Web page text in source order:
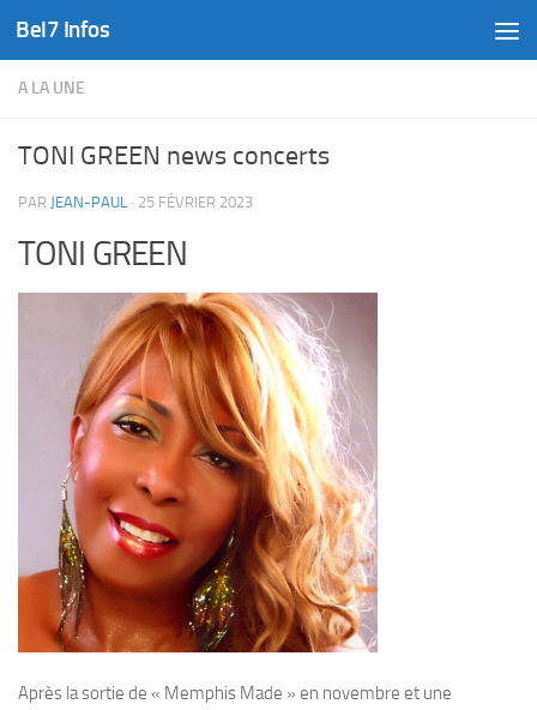
Skip to content
Bel7 Infos
A LA UNE
TONI GREEN news concerts
PAR JEAN-PAUL · 25 FÉVRIER 2023
TONI GREEN
Après la sortie de « Memphis Made » en novembre et une